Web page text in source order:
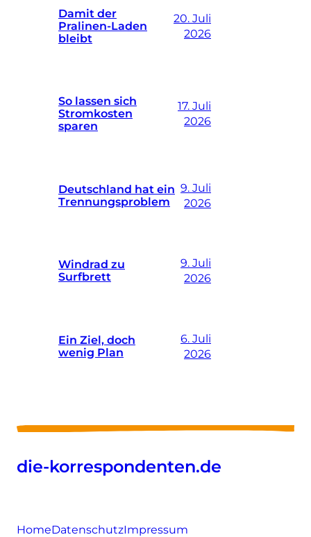
Damit der
Pralinen-Laden
bleibt
20. Juli
2026
So lassen sich
Stromkosten
sparen
17. Juli
2026
Deutschland hat ein
Trennungsproblem
9. Juli
2026
Windrad zu
Surfbrett
9. Juli
2026
Ein Ziel, doch
wenig Plan
6. Juli
2026
die-korrespondenten.de
HomeDatenschutzImpressum